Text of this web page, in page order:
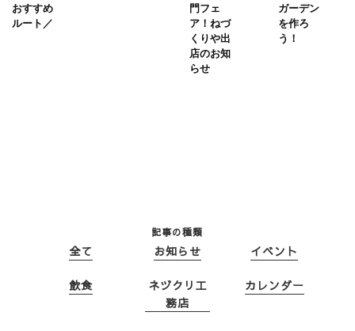
おすすめ
ルート／
門フェ
ア！ねづ
くりや出
店のお知
らせ
ガーデン
を作ろ
う！
記事の種類
全て お知らせ イベント
飲食
ネヅクリ工
務店
カレンダー